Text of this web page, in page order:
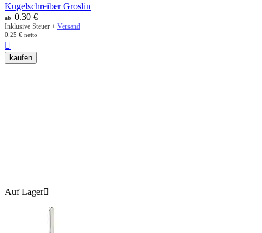
Kugelschreiber Groslin
ab 0.30 €
Inklusive Steuer + Versand
0.25 € netto

kaufen
Auf Lager